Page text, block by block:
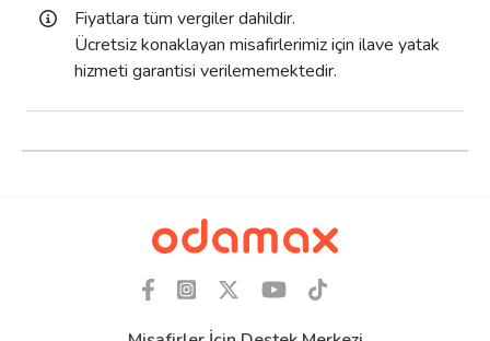
Fiyatlara tüm vergiler dahildir.
Ücretsiz konaklayan misafirlerimiz için ilave yatak
hizmeti garantisi verilememektedir.